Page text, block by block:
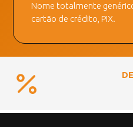
Nome totalmente
cartão de crédito, PIX.